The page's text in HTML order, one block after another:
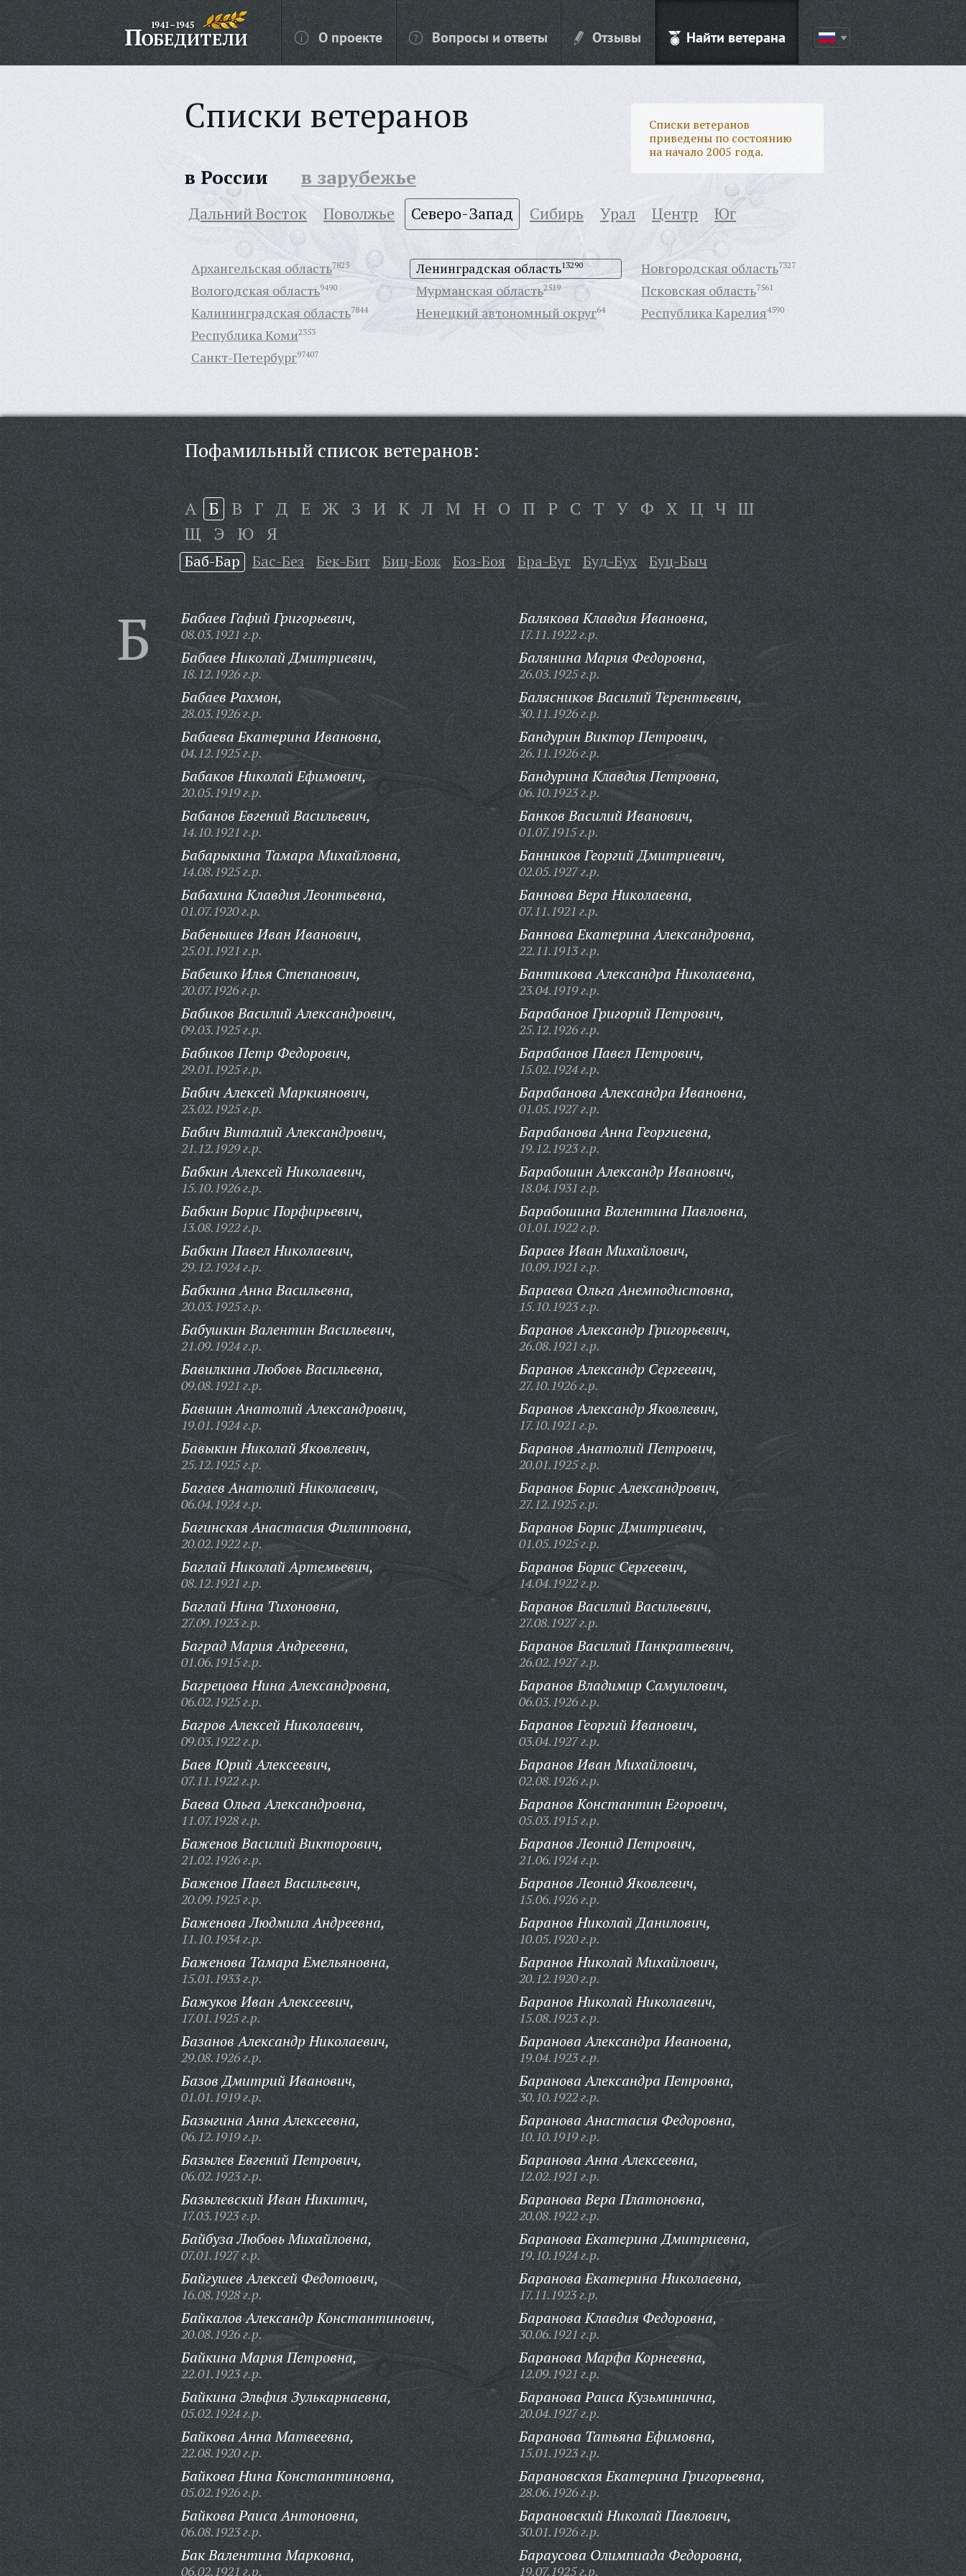
О проекте Вопросы и ответы Отзывы Найти ветерана
Списки ветеранов
Списки ветеранов
приведены по состоянию
на начало 2005 года.
в России в зарубежье
Дальний Восток Поволжье Северо-Запад Сибирь Урал Центр Юг
Архангельская область7825
Вологодская область9490
Калининградская область7844
Ленинградская область13290
Мурманская область2519
Ненецкий автономный округ64
Новгородская область7327
Псковская область7561
Республика Карелия4590
Республика Коми2353
Санкт-Петербург97407
Пофамильный список ветеранов:
А Б В Г Д Е Ж З И К Л М Н О П Р С Т У Ф Х Ц Ч Ш
Щ Э Ю Я
Баб-Бар Бас-Без Бек-Бит Биц-Бож Боз-Боя Бра-Буг Буд-Бух Буц-Быч
Б Бабаев Гафий Григорьевич,
08.03.1921 г.р.
Бабаев Николай Дмитриевич,
18.12.1926 г.р.
Бабаев Рахмон,
28.03.1926 г.р.
Бабаева Екатерина Ивановна,
04.12.1925 г.р.
Бабаков Николай Ефимович,
20.05.1919 г.р.
Бабанов Евгений Васильевич,
14.10.1921 г.р.
Бабарыкина Тамара Михайловна,
14.08.1925 г.р.
Бабахина Клавдия Леонтьевна,
01.07.1920 г.р.
Бабенышев Иван Иванович,
25.01.1921 г.р.
Бабешко Илья Степанович,
20.07.1926 г.р.
Бабиков Василий Александрович,
09.03.1925 г.р.
Бабиков Петр Федорович,
29.01.1925 г.р.
Бабич Алексей Маркиянович,
23.02.1925 г.р.
Бабич Виталий Александрович,
21.12.1929 г.р.
Бабкин Алексей Николаевич,
15.10.1926 г.р.
Бабкин Борис Порфирьевич,
13.08.1922 г.р.
Бабкин Павел Николаевич,
29.12.1924 г.р.
Бабкина Анна Васильевна,
20.03.1925 г.р.
Бабушкин Валентин Васильевич,
21.09.1924 г.р.
Бавилкина Любовь Васильевна,
09.08.1921 г.р.
Бавшин Анатолий Александрович,
19.01.1924 г.р.
Бавыкин Николай Яковлевич,
25.12.1925 г.р.
Багаев Анатолий Николаевич,
06.04.1924 г.р.
Багинская Анастасия Филипповна,
20.02.1922 г.р.
Баглай Николай Артемьевич,
08.12.1921 г.р.
Баглай Нина Тихоновна,
27.09.1923 г.р.
Баград Мария Андреевна,
01.06.1915 г.р.
Багрецова Нина Александровна,
06.02.1925 г.р.
Багров Алексей Николаевич,
09.03.1922 г.р.
Баев Юрий Алексеевич,
07.11.1922 г.р.
Баева Ольга Александровна,
11.07.1928 г.р.
Баженов Василий Викторович,
21.02.1926 г.р.
Баженов Павел Васильевич,
20.09.1925 г.р.
Баженова Людмила Андреевна,
11.10.1934 г.р.
Баженова Тамара Емельяновна,
15.01.1933 г.р.
Бажуков Иван Алексеевич,
17.01.1925 г.р.
Базанов Александр Николаевич,
29.08.1926 г.р.
Базов Дмитрий Иванович,
01.01.1919 г.р.
Базыгина Анна Алексеевна,
06.12.1919 г.р.
Базылев Евгений Петрович,
06.02.1923 г.р.
Базылевский Иван Никитич,
17.03.1923 г.р.
Байбуза Любовь Михайловна,
07.01.1927 г.р.
Байгушев Алексей Федотович,
16.08.1928 г.р.
Байкалов Александр Константинович,
20.08.1926 г.р.
Байкина Мария Петровна,
22.01.1923 г.р.
Байкина Эльфия Зулькарнаевна,
05.02.1924 г.р.
Байкова Анна Матвеевна,
22.08.1920 г.р.
Байкова Нина Константиновна,
05.02.1926 г.р.
Байкова Раиса Антоновна,
06.08.1923 г.р.
Бак Валентина Марковна,
06.02.1921 г.р.
Балякова Клавдия Ивановна,
17.11.1922 г.р.
Балянина Мария Федоровна,
26.03.1925 г.р.
Балясников Василий Терентьевич,
30.11.1926 г.р.
Бандурин Виктор Петрович,
26.11.1926 г.р.
Бандурина Клавдия Петровна,
06.10.1923 г.р.
Банков Василий Иванович,
01.07.1915 г.р.
Банников Георгий Дмитриевич,
02.05.1927 г.р.
Баннова Вера Николаевна,
07.11.1921 г.р.
Баннова Екатерина Александровна,
22.11.1913 г.р.
Бантикова Александра Николаевна,
23.04.1919 г.р.
Барабанов Григорий Петрович,
25.12.1926 г.р.
Барабанов Павел Петрович,
15.02.1924 г.р.
Барабанова Александра Ивановна,
01.05.1927 г.р.
Барабанова Анна Георгиевна,
19.12.1923 г.р.
Барабошин Александр Иванович,
18.04.1931 г.р.
Барабошина Валентина Павловна,
01.01.1922 г.р.
Бараев Иван Михайлович,
10.09.1921 г.р.
Бараева Ольга Анемподистовна,
15.10.1923 г.р.
Баранов Александр Григорьевич,
26.08.1921 г.р.
Баранов Александр Сергеевич,
27.10.1926 г.р.
Баранов Александр Яковлевич,
17.10.1921 г.р.
Баранов Анатолий Петрович,
20.01.1925 г.р.
Баранов Борис Александрович,
27.12.1925 г.р.
Баранов Борис Дмитриевич,
01.05.1925 г.р.
Баранов Борис Сергеевич,
14.04.1922 г.р.
Баранов Василий Васильевич,
27.08.1927 г.р.
Баранов Василий Панкратьевич,
26.02.1927 г.р.
Баранов Владимир Самуилович,
06.03.1926 г.р.
Баранов Георгий Иванович,
03.04.1927 г.р.
Баранов Иван Михайлович,
02.08.1926 г.р.
Баранов Константин Егорович,
05.03.1915 г.р.
Баранов Леонид Петрович,
21.06.1924 г.р.
Баранов Леонид Яковлевич,
15.06.1926 г.р.
Баранов Николай Данилович,
10.05.1920 г.р.
Баранов Николай Михайлович,
20.12.1920 г.р.
Баранов Николай Николаевич,
15.08.1923 г.р.
Баранова Александра Ивановна,
19.04.1923 г.р.
Баранова Александра Петровна,
30.10.1922 г.р.
Баранова Анастасия Федоровна,
10.10.1919 г.р.
Баранова Анна Алексеевна,
12.02.1921 г.р.
Баранова Вера Платоновна,
20.08.1922 г.р.
Баранова Екатерина Дмитриевна,
19.10.1924 г.р.
Баранова Екатерина Николаевна,
17.11.1923 г.р.
Баранова Клавдия Федоровна,
30.06.1921 г.р.
Баранова Марфа Корнеевна,
12.09.1921 г.р.
Баранова Раиса Кузьминична,
20.04.1927 г.р.
Баранова Татьяна Ефимовна,
15.01.1923 г.р.
Барановская Екатерина Григорьевна,
28.06.1926 г.р.
Барановский Николай Павлович,
30.01.1926 г.р.
Бараусова Олимпиада Федоровна,
19.07.1925 г.р.